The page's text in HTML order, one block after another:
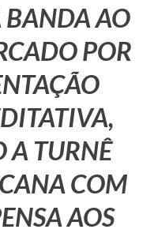
BANDA AO
POR
A TURNÊ
COM
AOS